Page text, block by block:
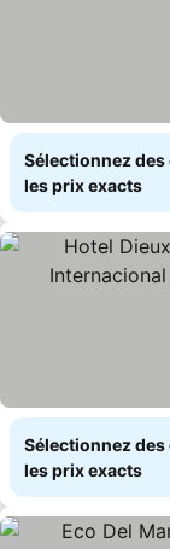
Sélectionnez
les prix exacts
Sélectionnez
les prix exacts